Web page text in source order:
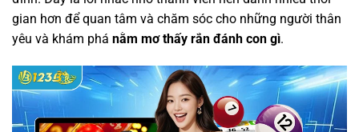
gian hơn để quan tâm và chăm sóc cho những người thân
yêu và khám phá nằm mơ thấy rắn đánh con gì.